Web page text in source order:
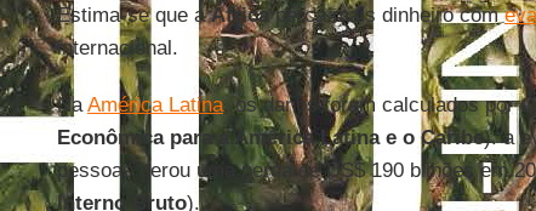
Estima-se que aÁfrica perca mais dinheiro com
internacional.
NaAmérica Latina, os danos foram calculados por
Econômica para a América Latina e o Caribe): a
pessoas gerou uma perda de US$ 190 bilhões em
Interno Bruto).